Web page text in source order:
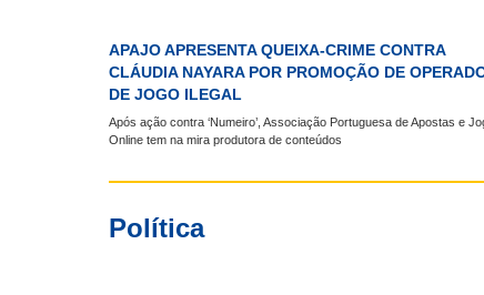
APAJO APRESENTA QUEIXA-CRIME CONTRA
CLÁUDIA NAYARA POR PROMOÇÃO DE
DE JOGO ILEGAL
Após ação contra ‘Numeiro’, Associação Portuguesa de Apostas e
Online tem na mira produtora de conteúdos
Política